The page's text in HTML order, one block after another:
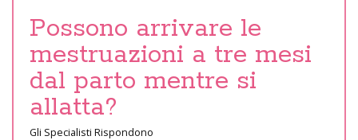
Possono arrivare le
mestruazioni a tre mesi
dal parto mentre si
allatta?
Gli Specialisti Rispondono